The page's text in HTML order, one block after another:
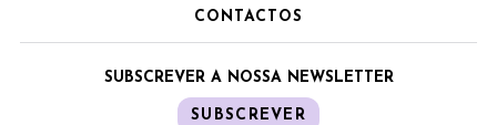
CONTACTOS
SUBSCREVER A NOSSA NEWSLETTER
SUBSCREVER